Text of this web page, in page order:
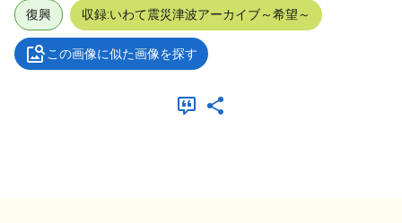
復興 収録:いわて震災津波アーカイブ～希望～
この画像に似た画像を探す